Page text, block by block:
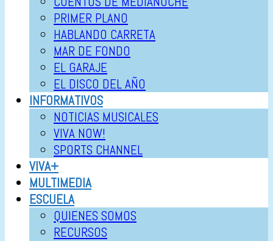
PRIMER PLANO
HABLANDO CARRETA
MAR DE FONDO
EL GARAJE
EL DISCO DEL AÑO
INFORMATIVOS
NOTICIAS MUSICALES
VIVA NOW!
SPORTS CHANNEL
VIVA+
MULTIMEDIA
ESCUELA
QUIENES SOMOS
RECURSOS